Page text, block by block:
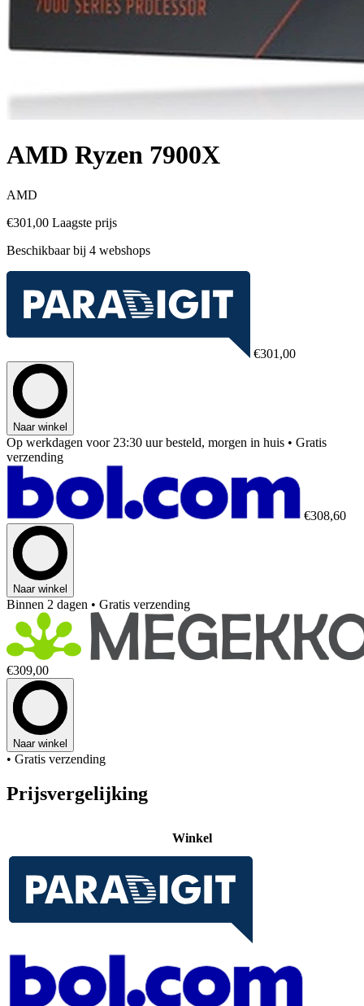
AMD Ryzen 7900X
AMD
€301,00 Laagste prijs
Beschikbaar bij 4 webshops
€301,00
Naar winkel
Op werkdagen voor 23:30 uur besteld, morgen in huis • Gratis
verzending
€308,60
Naar winkel
Binnen 2 dagen • Gratis verzending
€309,00
Naar winkel
• Gratis verzending
Prijsvergelijking
Winkel